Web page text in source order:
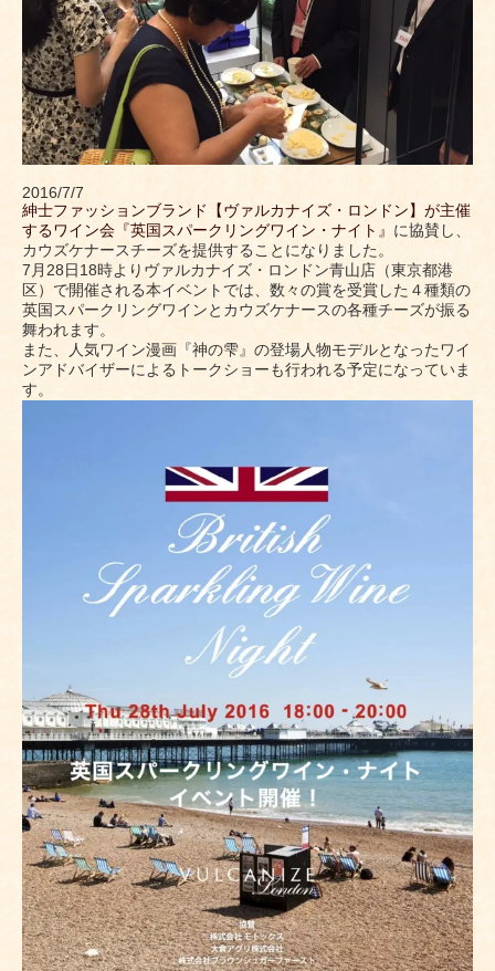
2016/7/7
紳士ファッションブランド【ヴァルカナイズ・ロンドン】が主催
するワイン会『英国スパークリングワイン・ナイト』 に協賛し、
カウズケナースチーズを提供することになりました。
7月28日18時よりヴァルカナイズ・ロンドン青山店（東京都港
区）で開催される本イベントでは、数々の賞を受賞した４種類の
英国スパークリングワインとカウズケナースの各種チーズが振る
舞われます。
また、人気ワイン漫画『神の雫』の登場人物モデルとなったワイ
ンアドバイザーによるトークショーも行われる予定になっていま
す。